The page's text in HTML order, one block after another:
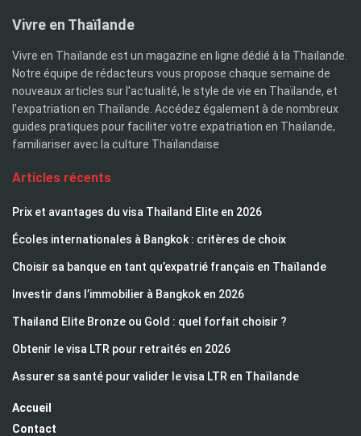
Vivre en Thaïlande
Vivre en Thaïlande est un magazine en ligne dédié à la Thaïlande.
Notre équipe de rédacteurs vous propose chaque semaine de
nouveaux articles sur l'actualité, le style de vie en Thaïlande, et
l'expatriation en Thaïlande. Accédez également à de nombreux
guides pratiques pour faciliter votre expatriation en Thaïlande,
familiariser avec la culture Thaïlandaise
Articles récents
Prix et avantages du visa Thailand Elite en 2026
Écoles internationales à Bangkok : critères de choix
Choisir sa banque en tant qu’expatrié français en Thaïlande
Investir dans l’immobilier à Bangkok en 2026
Thailand Elite Bronze ou Gold : quel forfait choisir ?
Obtenir le visa LTR pour retraités en 2026
Assurer sa santé pour valider le visa LTR en Thaïlande
Accueil
Contact